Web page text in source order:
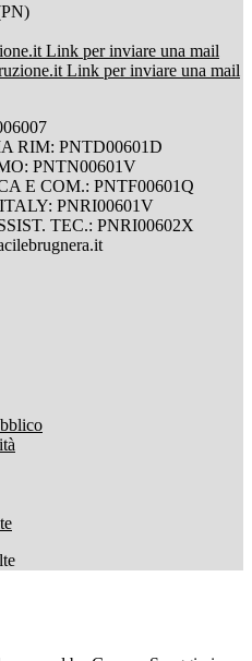
Link per inviare una mail
Link per inviare una mail
RIM: PNTD00601D
PNTN00601V
E COM.: PNTF00601Q
PNRI00601V
TEC.: PNRI00602X